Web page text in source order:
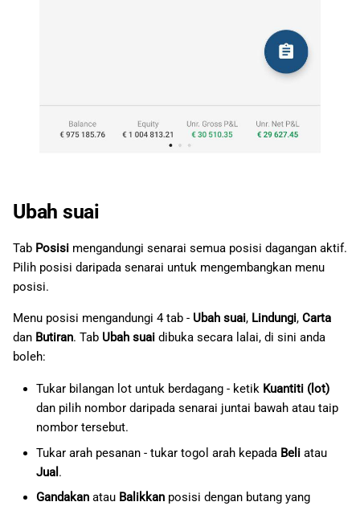
Ubah suai
Tab Posisi mengandungi senarai semua posisi dagangan aktif.
Pilih posisi daripada senarai untuk mengembangkan menu
posisi.
Menu posisi mengandungi 4 tab - Ubah suai, Lindungi, Carta
dan Butiran. Tab Ubah suai dibuka secara lalai, di sini anda
boleh:
Tukar bilangan lot untuk berdagang - ketik Kuantiti (lot)
dan pilih nombor daripada senarai juntai bawah atau taip
nombor tersebut.
Tukar arah pesanan - tukar togol arah kepada Beliatau
Jual .
Gandakanatau Balikkanposisi dengan butang yang